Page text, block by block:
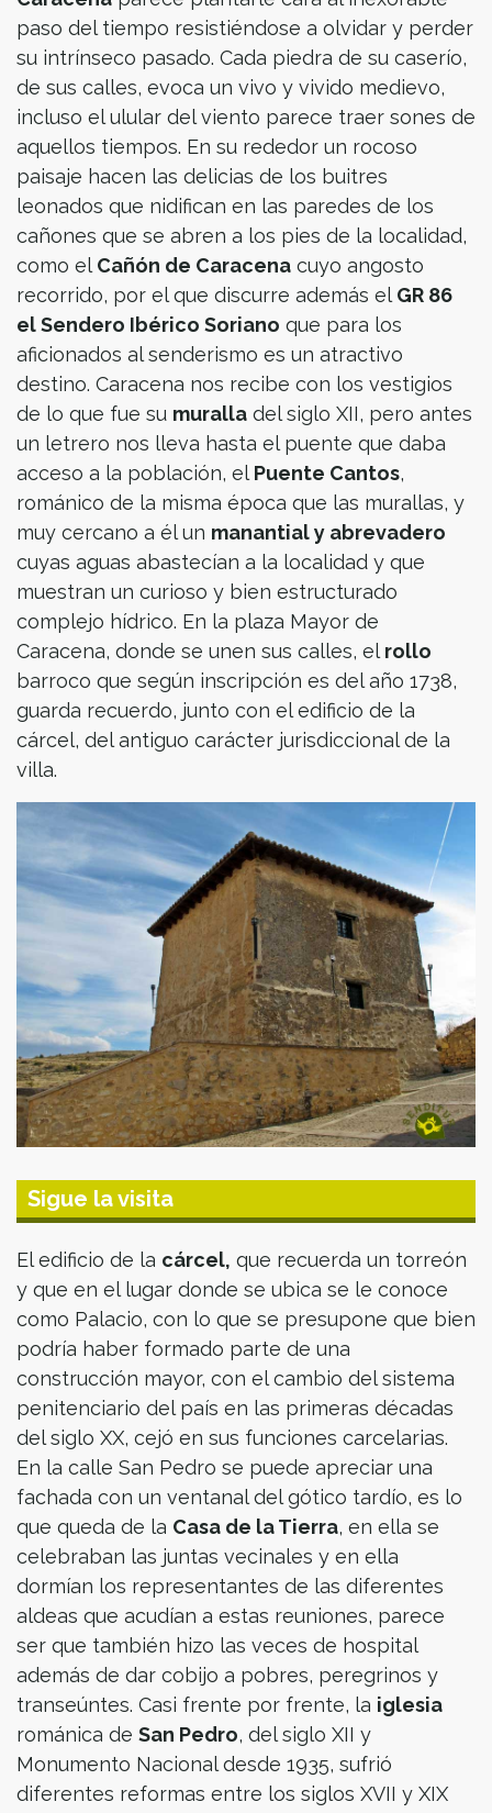
paso del tiempo resistiéndose a olvidar y perder
su intrínseco pasado. Cada piedra de su caserío,
de sus calles, evoca un vivo y vivido medievo,
incluso el ulular del viento parece traer sones de
aquellos tiempos. En su rededor un rocoso
paisaje hacen las delicias de los buitres
leonados que nidifican en las paredes de los
cañones que se abren a los pies de la localidad,
como el Cañón de Caracena cuyo angosto
recorrido, por el que discurre además el GR 86
el Sendero Ibérico Soriano que para los
aficionados al senderismo es un atractivo
destino. Caracena nos recibe con los vestigios
de lo que fue su muralla del siglo XII, pero antes
un letrero nos lleva hasta el puente que daba
acceso a la población, el Puente Cantos,
románico de la misma época que las murallas, y
muy cercano a él un manantial y abrevadero
cuyas aguas abastecían a la localidad y que
muestran un curioso y bien estructurado
complejo hídrico. En la plaza Mayor de
Caracena, donde se unen sus calles, el rollo
barroco que según inscripción es del año 1738,
guarda recuerdo, junto con el edificio de la
cárcel, del antiguo carácter jurisdiccional de la
villa.
Sigue la visita
El edificio de la cárcel, que recuerda un torreón
y que en el lugar donde se ubica se le conoce
como Palacio, con lo que se presupone que bien
podría haber formado parte de una
construcción mayor, con el cambio del sistema
penitenciario del país en las primeras décadas
del siglo XX, cejó en sus funciones carcelarias.
En la calle San Pedro se puede apreciar una
fachada con un ventanal del gótico tardío, es lo
que queda de la Casa de la Tierra, en ella se
celebraban las juntas vecinales y en ella
dormían los representantes de las diferentes
aldeas que acudían a estas reuniones, parece
ser que también hizo las veces de hospital
además de dar cobijo a pobres, peregrinos y
transeúntes. Casi frente por frente, la iglesia
románica de San Pedro, del siglo XII y
Monumento Nacional desde 1935, sufrió
diferentes reformas entre los siglos XVII y XIX